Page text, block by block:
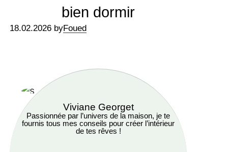
bien dormir
18.02.2026 byFoued
Viviane Georget
Passionnée par l’univers de la maison, je te
fournis tous mes conseils pour créer l’intérieur
de tes rêves !